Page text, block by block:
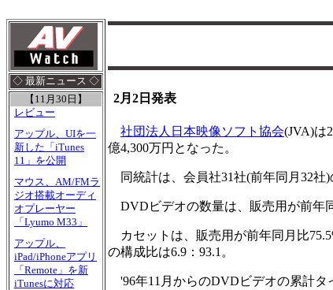
◇ 最新ニュース ◇
【11月30日】
レビュー
アップル、UIを一
新した「iTunes
11」を公開
マウス、AM/FMラ
ジオ搭載オーディ
オプレーヤー
「Lyumo M33」
アップル、
iPad/iPhoneアプリ
「Remote」を新
iTunesに対応
2月2日発表
社団法人日本映像ソフト協会(JVA)は
億4,300万円となった。
同統計は、会員社31社(前年同月32社)
DVDビデオの数量は、販売用が前年同
カセットは、販売用が前年同月比
の構成比は6.9：93.1。
'96年11月からのDVDビデオの累計タ